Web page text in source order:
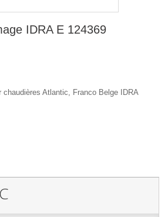
IDRA E 124369
chaudières Atlantic, Franco Belge IDRA